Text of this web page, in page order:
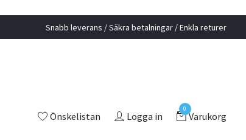
Snabb leverans / Säkra betalningar / Enkla returer
Önskelistan Logga in
0
Varukorg